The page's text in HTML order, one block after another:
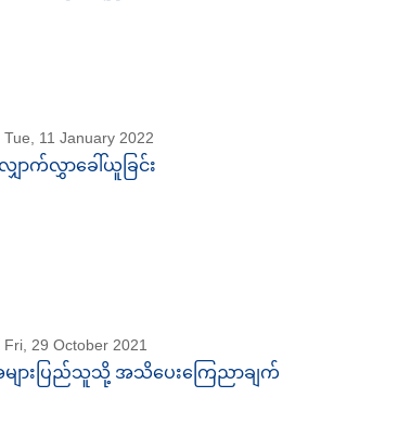
Tue, 11 January 2022
ောက်လွှာခေါ်ယူခြင်း
Fri, 29 October 2021
ျားပြည်သူသို့ အသိပေးကြေညာချက်